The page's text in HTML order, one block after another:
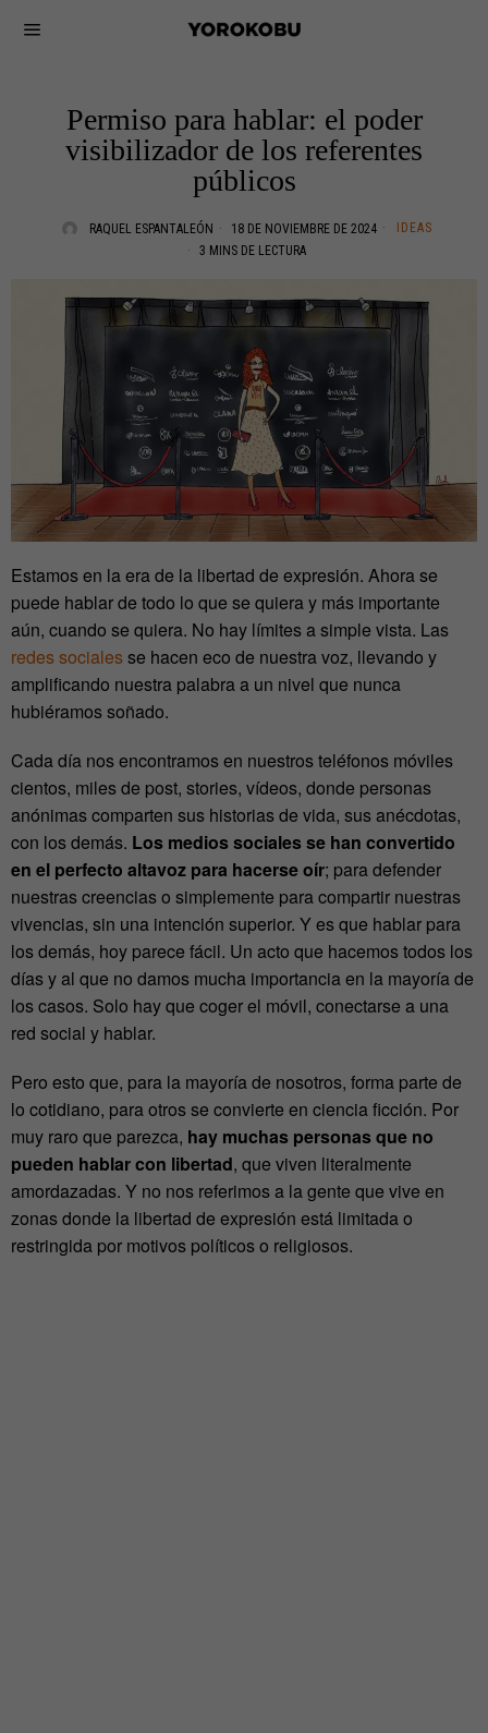
Permiso para hablar: el poder
visibilizador de los referentes
públicos
RAQUEL ESPANTALEÓN 18 DE NOVIEMBRE DE 2024
IDEAS
3 MINS DE LECTURA
Estamos en la era de la libertad de expresión. Ahora se
puede hablar de todo lo que se quiera y más importante
aún, cuando se quiera. No hay límites a simple vista. Las
redes socialesse hacen eco de nuestra voz, llevando y
amplificando nuestra palabra a un nivel que nunca
hubiéramos soñado.
Cada día nos encontramos en nuestros teléfonos móviles
cientos, miles de post, stories, vídeos, donde personas
anónimas comparten sus historias de vida, sus anécdotas,
con los demás. Los medios sociales se han convertido
en el perfecto altavoz para hacerse oír; para defender
nuestras creencias o simplemente para compartir nuestras
vivencias, sin una intención superior. Y es que hablar para
los demás, hoy parece fácil. Un acto que hacemos todos los
días y al que no damos mucha importancia en la mayoría de
los casos. Solo hay que coger el móvil, conectarse a una
red social y hablar.
Pero esto que, para la mayoría de nosotros, forma parte de
lo cotidiano, para otros se convierte en ciencia ficción. Por
muy raro que parezca, hay muchas personas que no
pueden hablar con libertad, que viven literalmente
amordazadas. Y no nos referimos a la gente que vive en
zonas donde la libertad de expresión está limitada o
restringida por motivos políticos o religiosos.